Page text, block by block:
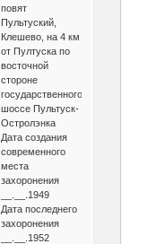
повят
Пультуский,
Клешево, на 4 км
от Пултуска по
восточной
стороне
государственного
шоссе Пультуск-
Остролэнка
Дата создания
современного
места
захоронения
__.__.1949
Дата последнего
захоронения
__.__.1952